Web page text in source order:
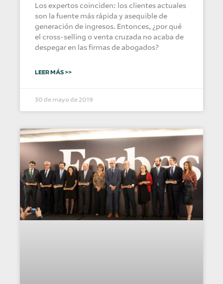
Los expertos coinciden: los clientes actuales
son la fuente más rápida y asequible de
generación de ingresos. Entonces, ¿por qué
el cross-selling o venta cruzada no acaba de
despegar en las firmas de abogados?
LEER MÁS >>
30 de mayo de 2019